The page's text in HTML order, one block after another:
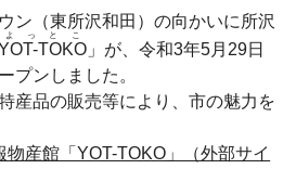
ン（東所沢和田）の向かいに所沢
TOKO
よっとこ
」が、令和3年5月29日
プンしました。
産品の販売等により、市の魅力を
物産館「YOT-TOKO」（外部サイ